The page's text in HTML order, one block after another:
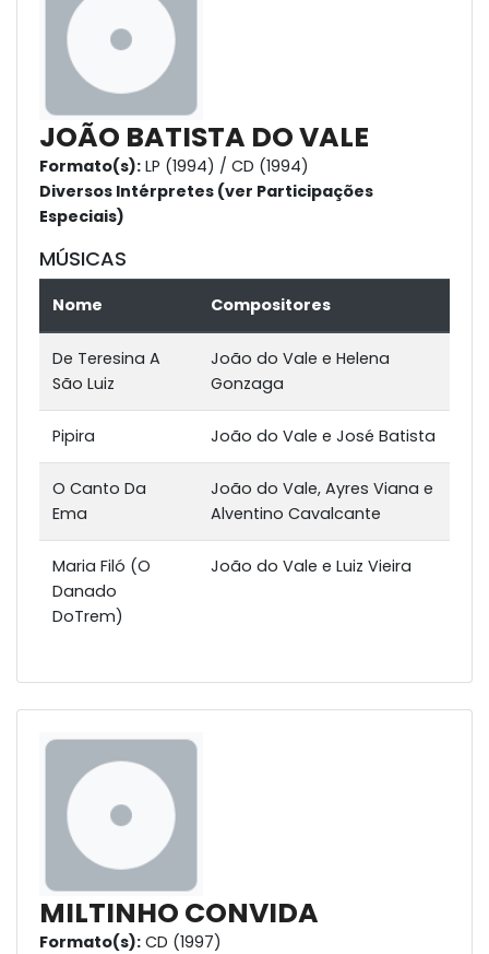
JOÃO BATISTA DO VALE
Formato(s): LP (1994) / CD (1994)
Diversos Intérpretes (ver Participações
Especiais)
MÚSICAS
Nome Compositores
De Teresina A
São Luiz
João do Vale e Helena
Gonzaga
Pipira João do Vale e José Batista
O Canto Da
Ema
João do Vale, Ayres Viana e
Alventino Cavalcante
Maria Filó (O
Danado
DoTrem)
João do Vale e Luiz Vieira
MILTINHO CONVIDA
Formato(s): CD (1997)